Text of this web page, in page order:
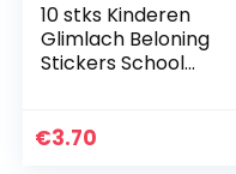
10 stks Kinderen
Glimlach Beloning
Stickers School
Lable
€3.70